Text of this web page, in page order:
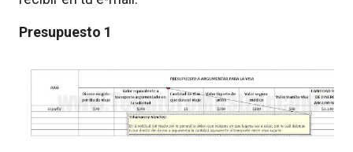
Presupuesto 1